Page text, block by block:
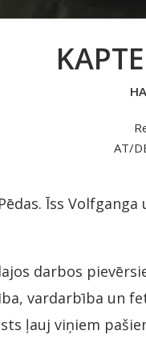
AT/
Īss
darbos
vardarbība un
ļauj viņiem